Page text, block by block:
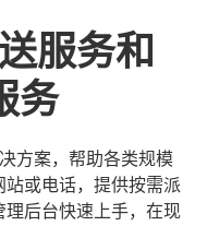
服务和
务
方案，帮助各类规模
或电话，提供按需派
后台快速上手，在现